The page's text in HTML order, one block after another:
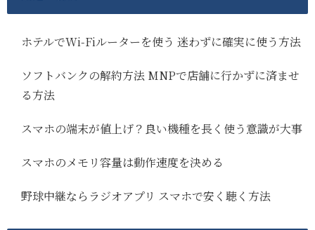
ホテルでWi-Fiルーターを使う 迷わずに確実に使う方法
ソフトバンクの解約方法 MNPで店舗に行かずに済ませ
る方法
スマホの端末が値上げ？良い機種を長く使う意識が大事
スマホのメモリ容量は動作速度を決める
野球中継ならラジオアプリ スマホで安く聴く方法